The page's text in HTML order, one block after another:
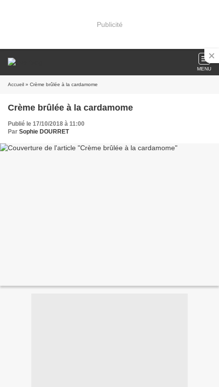
Publicité
MENU
Accueil » Crème brûlée à la cardamome
Crème brûlée à la cardamome
Publié le 17/10/2018 à 11:00
Par Sophie DOURRET